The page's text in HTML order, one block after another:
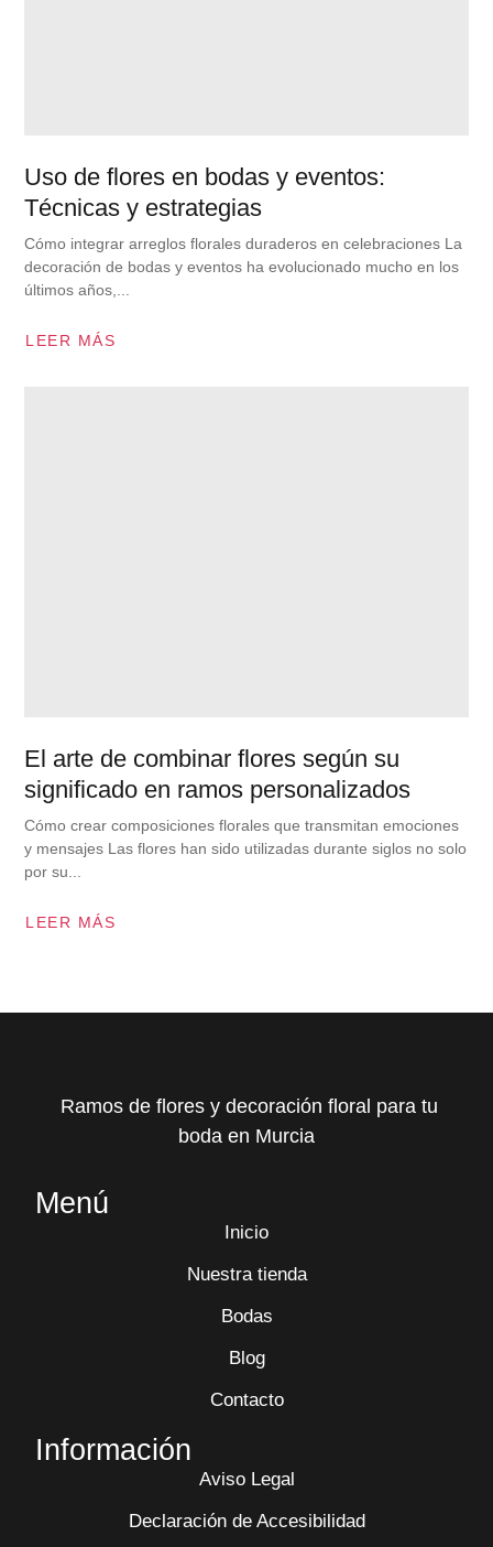
Uso de flores en bodas y eventos:
Técnicas y estrategias
Cómo integrar arreglos florales duraderos en celebraciones La
decoración de bodas y eventos ha evolucionado mucho en los
últimos años,...
LEER MÁS
El arte de combinar flores según su
significado en ramos personalizados
Cómo crear composiciones florales que transmitan emociones
y mensajes Las flores han sido utilizadas durante siglos no solo
por su...
LEER MÁS
Ramos de flores y decoración floral para tu
boda en Murcia
Menú
Inicio
Nuestra tienda
Bodas
Blog
Contacto
Información
Aviso Legal
Declaración de Accesibilidad